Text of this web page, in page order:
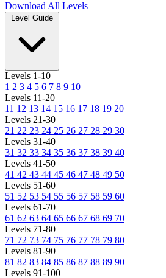
Download All Levels
Level Guide
Levels 1-10
1 2 3 4 5 6 7 8 9 10
Levels 11-20
11 12 13 14 15 16 17 18 19 20
Levels 21-30
21 22 23 24 25 26 27 28 29 30
Levels 31-40
31 32 33 34 35 36 37 38 39 40
Levels 41-50
41 42 43 44 45 46 47 48 49 50
Levels 51-60
51 52 53 54 55 56 57 58 59 60
Levels 61-70
61 62 63 64 65 66 67 68 69 70
Levels 71-80
71 72 73 74 75 76 77 78 79 80
Levels 81-90
81 82 83 84 85 86 87 88 89 90
Levels 91-100